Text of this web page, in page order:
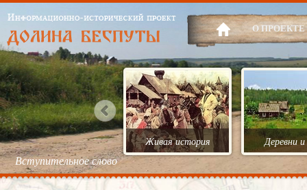
О ПРОЕКТЕ
Вступительное слово
Живая история Деревни и